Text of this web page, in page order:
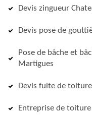
Devis zingueur
Devis pose de
Pose de bâche et
Martigues
Devis fuite de
Entreprise de